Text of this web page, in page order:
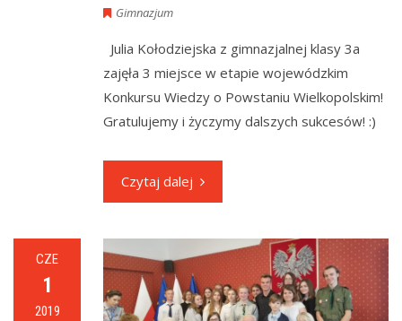
Gimnazjum
Julia Kołodziejska z gimnazjalnej klasy 3a
zajęła 3 miejsce w etapie wojewódzkim
Konkursu Wiedzy o Powstaniu Wielkopolskim!
Gratulujemy i życzymy dalszych sukcesów! :)
Czytaj dalej
CZE
1
2019